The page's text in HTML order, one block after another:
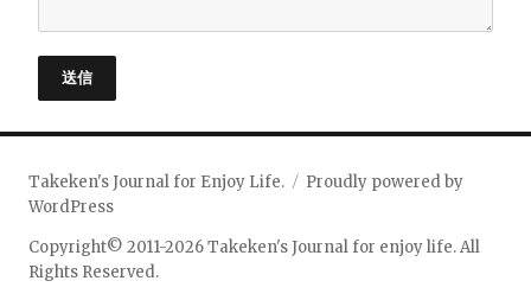
送信
Takeken's Journal for Enjoy Life.
Proudly powered by
WordPress
Copyright© 2011-2026 Takeken's Journal for enjoy life. All
Rights Reserved.